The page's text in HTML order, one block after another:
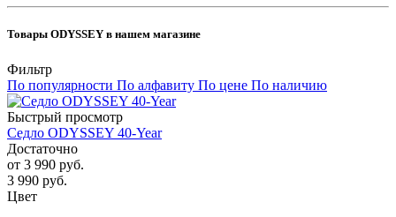
Товары ODYSSEY в нашем магазине
Фильтр
По популярности По алфавиту По цене По наличию
Быстрый просмотр
Седло ODYSSEY 40-Year
Достаточно
от 3 990 руб.
3 990 руб.
Цвет